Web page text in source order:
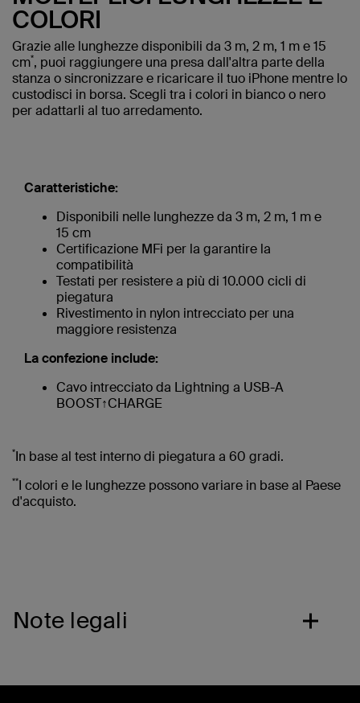
COLORI
Grazie alle lunghezze disponibili da 3 m, 2 m, 1 m e 15
cm*, puoi raggiungere una presa dall'altra parte della
stanza o sincronizzare e ricaricare il tuo iPhone mentre lo
custodisci in borsa. Scegli tra i colori in bianco o nero
per adattarli al tuo arredamento.
Caratteristiche:
Disponibili nelle lunghezze da 3 m, 2 m, 1 m e
15 cm
Certificazione MFi per la garantire la
compatibilità
Testati per resistere a più di 10.000 cicli di
piegatura
Rivestimento in nylon intrecciato per una
maggiore resistenza
La confezione include:
Cavo intrecciato da Lightning a USB-A
BOOST↑CHARGE
*In base al test interno di piegatura a 60 gradi.
**I colori e le lunghezze possono variare in base al Paese
d'acquisto.
Note legali